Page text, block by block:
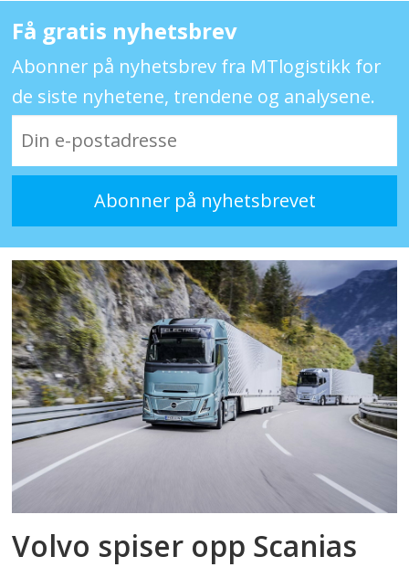
Få gratis nyhetsbrev
Abonner på nyhetsbrev fra MTlogistikk for
de siste nyhetene, trendene og analysene.
Volvo spiser opp Scanias